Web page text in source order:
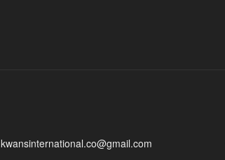
kwansinternational.co@gmail.com